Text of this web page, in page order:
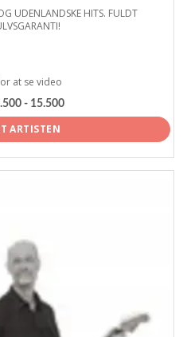
UDENLANDSKE HITS. FULDT
at se video
- 15.500
ARTISTEN